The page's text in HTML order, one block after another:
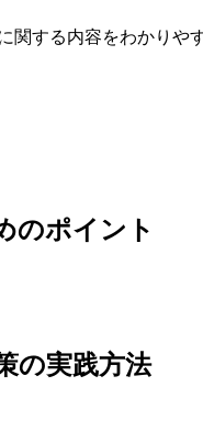
関する内容をわかりや
のポイント
の実践方法